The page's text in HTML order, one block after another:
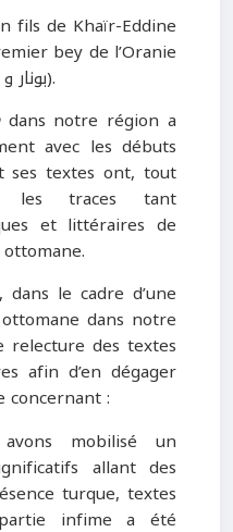
fils de Khaïr-Eddine
bey de l’Oranie
(بونار و بن عبدالقادر، 1974، ص. 13).
dans notre région a
avec les débuts
ses textes ont, tout
les traces tant
et littéraires de
le cadre d’une
dans notre
relecture des textes
afin d’en dégager
concernant :
mobilisé un
allant des
turque, textes
infime a été